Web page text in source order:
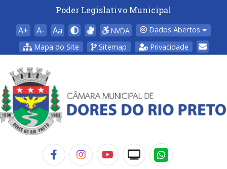
Poder Legislativo Municipal
A+ A- Aa NVDA
Dados Abertos
Mapa do Site
Sitemap Privacidade